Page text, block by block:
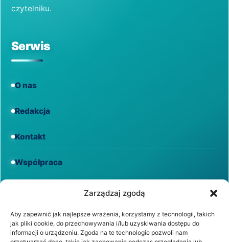
Zarządzaj zgodą
Aby zapewnić jak najlepsze wrażenia, korzystamy z technologii, takich
jak pliki cookie, do przechowywania i/lub uzyskiwania dostępu do
informacji o urządzeniu. Zgoda na te technologie pozwoli nam
czytelniku.
Serwis
O nas
Redakcja
Kontakt
Współpraca
Regulamin